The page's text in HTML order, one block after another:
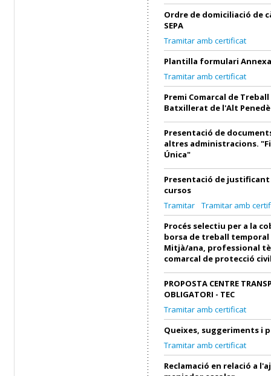
Ordre de domiciliació de
SEPA
Tramitar amb certificat
Plantilla formulari Annexa
Tramitar amb certificat
Premi Comarcal de Treball
Batxillerat de l'Alt
Presentació de
altres administracions.
Única"
Presentació de
cursos
Tramitar
Tramitar amb
Procés selectiu per a la
borsa de treball temporal
Mitjà/ana, professional
comarcal de protecció
PROPOSTA CENTRE
OBLIGATORI - TEC
Tramitar amb certificat
Queixes, suggeriments i
Tramitar amb certificat
Reclamació en relació a